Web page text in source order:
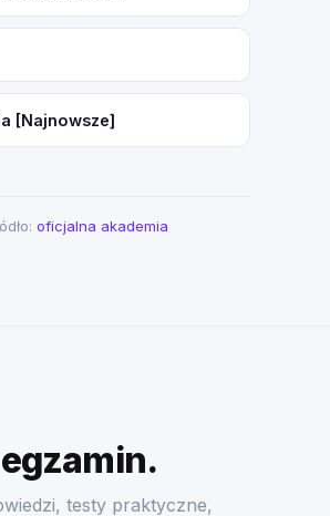
[Najnowsze]
oficjalna akademia
testy praktyczne,